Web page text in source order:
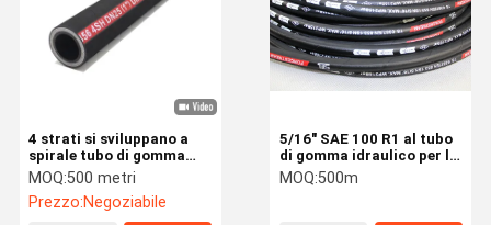
4 strati si sviluppano a
spirale tubo di gomma
idraulico EN856
4Shipping di rinforzo e
4SP di trattamento
MOQ:500 metri
Prezzo:Negoziabile
5/16" SAE 100 R1 al tubo
di gomma idraulico per la
polvere di CO2 e gli
estintori a schiuma
MOQ:500m